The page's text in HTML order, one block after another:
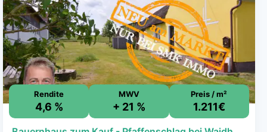
Rendite
4,6 %
MWV
+ 21 %
Preis / m²
1.211€